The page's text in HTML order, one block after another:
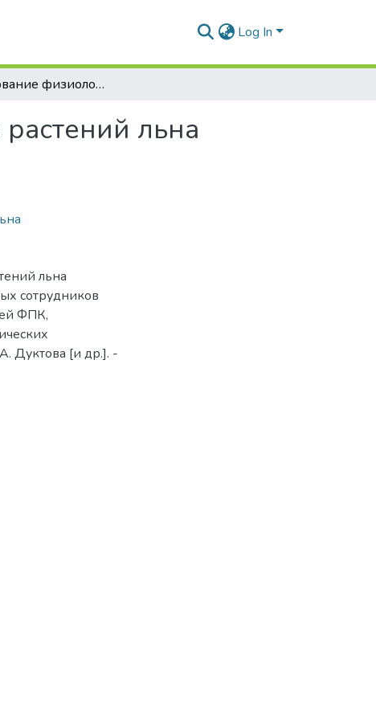
Log In
Использование физиологических параметров растений льна масличного в селекции: рекомендации
льна
льна
сотрудников
ФПК,
Дуктова [и др.]. -